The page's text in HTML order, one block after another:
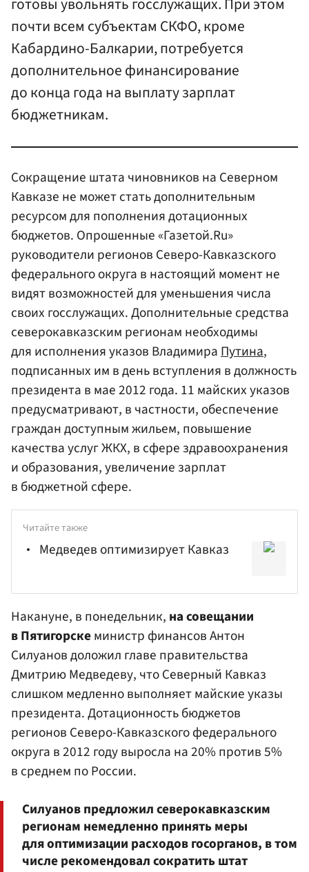
готовы увольнять госслужащих. При этом
почти всем субъектам СКФО, кроме
Кабардино-Балкарии, потребуется
дополнительное финансирование
до конца года на выплату зарплат
бюджетникам.
Сокращение штата чиновников на Северном
Кавказе не может стать дополнительным
ресурсом для пополнения дотационных
бюджетов. Опрошенные «Газетой.Ru»
руководители регионов Северо-Кавказского
федерального округа в настоящий момент не
видят возможностей для уменьшения числа
своих госслужащих. Дополнительные средства
северокавказским регионам необходимы
для исполнения указов ВладимираПутина,
подписанных им в день вступления в должность
президента в мае 2012 года. 11 майских указов
предусматривают, в частности, обеспечение
граждан доступным жильем, повышение
качества услуг ЖКХ, в сфере здравоохранения
и образования, увеличение зарплат
в бюджетной сфере.
Читайте также
Медведев оптимизирует Кавказ
Накануне, в понедельник, на совещании
в Пятигорскеминистр финансов Антон
Силуанов доложил главе правительства
Дмитрию Медведеву, что Северный Кавказ
слишком медленно выполняет майские указы
президента. Дотационность бюджетов
регионов Северо-Кавказского федерального
округа в 2012 году выросла на 20% против 5%
в среднем по России.
Силуанов предложил северокавказским
регионам немедленно принять меры
для оптимизации расходов госорганов, в том
числе рекомендовал сократить штат